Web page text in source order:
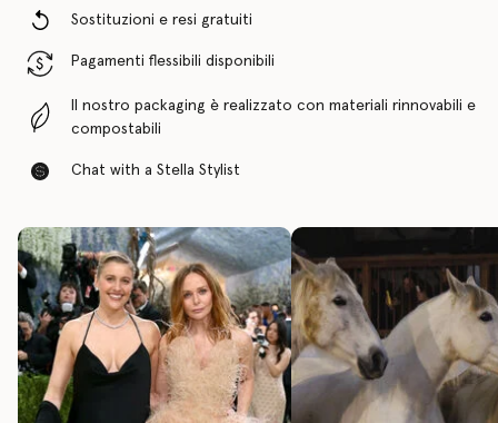
Sostituzioni e resi gratuiti
Pagamenti flessibili disponibili
Il nostro packaging è realizzato con materiali rinnovabili e
compostabili
Chat with a Stella Stylist